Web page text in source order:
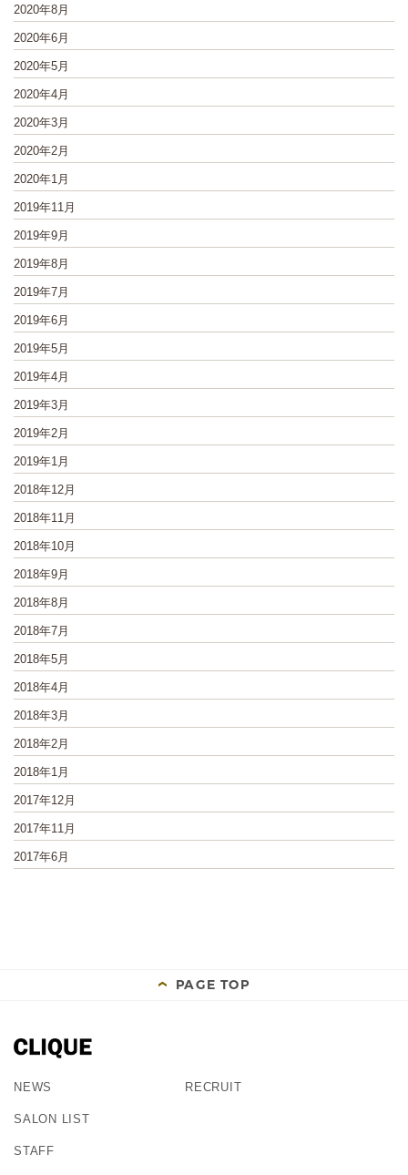
2020年8月
2020年6月
2020年5月
2020年4月
2020年3月
2020年2月
2020年1月
2019年11月
2019年9月
2019年8月
2019年7月
2019年6月
2019年5月
2019年4月
2019年3月
2019年2月
2019年1月
2018年12月
2018年11月
2018年10月
2018年9月
2018年8月
2018年7月
2018年5月
2018年4月
2018年3月
2018年2月
2018年1月
2017年12月
2017年11月
2017年6月
PAGE TOP
NEWS
SALON LIST
STAFF
RECRUIT